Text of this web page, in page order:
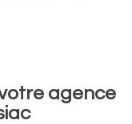
agence